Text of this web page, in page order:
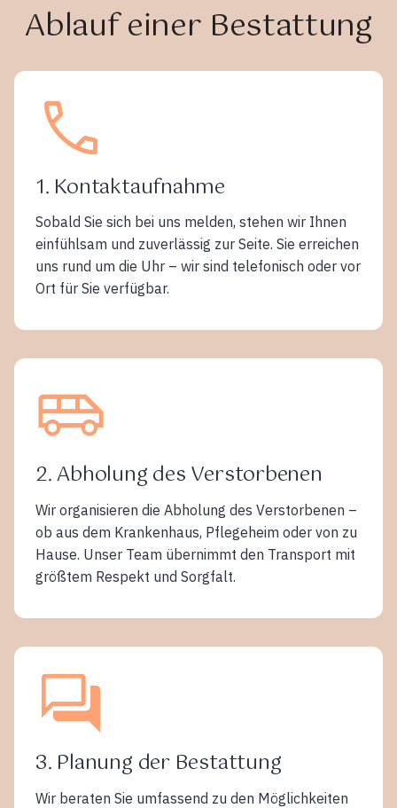
Ablauf einer Bestattung
1. Kontaktaufnahme
Sobald Sie sich bei uns melden, stehen wir Ihnen
einfühlsam und zuverlässig zur Seite. Sie erreichen
uns rund um die Uhr – wir sind telefonisch oder vor
Ort für Sie verfügbar.
2. Abholung des Verstorbenen
Wir organisieren die Abholung des Verstorbenen –
ob aus dem Krankenhaus, Pflegeheim oder von zu
Hause. Unser Team übernimmt den Transport mit
größtem Respekt und Sorgfalt.
3. Planung der Bestattung
Wir beraten Sie umfassend zu den Möglichkeiten